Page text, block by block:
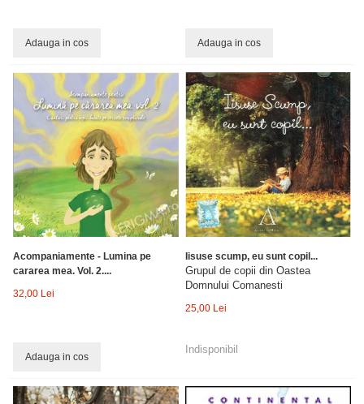
Adauga in cos Adauga in cos
Acompaniamente - Lumina pe
cararea mea. Vol. 2....
32,00 Lei
Adauga in cos
Iisuse scump, eu sunt copil...
Grupul de copii din Oastea
Domnului Comanesti
25,00 Lei
Indisponibil